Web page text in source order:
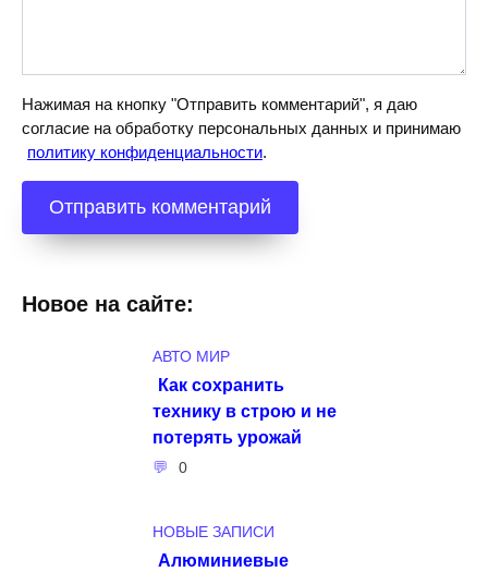
Нажимая на кнопку "Отправить комментарий", я даю
согласие на обработку персональных данных и принимаю
политику конфиденциальности.
Новое на сайте:
АВТО МИР
Как сохранить
технику в строю и не
потерять урожай
0
НОВЫЕ ЗАПИСИ
Алюминиевые